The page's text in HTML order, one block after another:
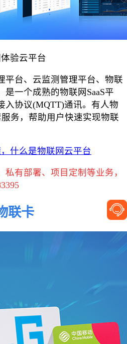
验云平台
台、云监测管理平台、物联
一个成熟的物联网SaaS平
入协议(MQTT)通讯。有人物
务，帮助用户快速实现物联
什么是物联网云平台
私有部署、项目定制等业务，
联卡